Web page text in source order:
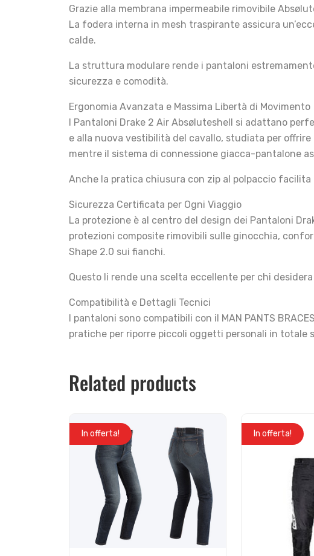
Grazie alla membrana impermeabile rimovibile
La fodera interna in mesh traspirante assicura
calde.
La struttura modulare rende i pantaloni
sicurezza e comodità.
Ergonomia Avanzata e Massima Libertà di Movimento
I Pantaloni Drake 2 Air Absøluteshell si adattano
e alla nuova vestibilità del cavallo, studiata per
mentre il sistema di connessione giacca-pantalone
Anche la pratica chiusura con zip al polpaccio
Sicurezza Certificata per Ogni Viaggio
La protezione è al centro del design dei Pantaloni
protezioni composite rimovibili sulle ginocchia,
Shape 2.0 sui fianchi.
Questo li rende una scelta eccellente per chi
Compatibilità e Dettagli Tecnici
I pantaloni sono compatibili con il MAN PANTS
pratiche per riporre piccoli oggetti personali in totale
Related products
In offerta! In offerta!